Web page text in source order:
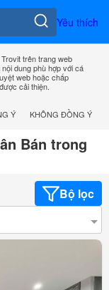
Yêu thích
trên trang web
dung phù hợp với cá
web hoặc chấp
cải thiện.
Ý
KHÔNG ĐỒNG Ý
Bán trong
Bộ lọc